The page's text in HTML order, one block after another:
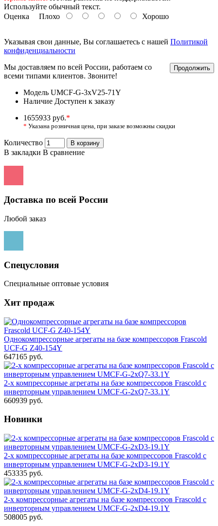
Используйте обычный текст.
Оценка Плохо Хорошо
Указывая свои данные, Вы соглашаетесь с нашей Политикой
конфиденциальности
Продолжить
Мы доставляем по всей России, работаем со
всеми типами клиентов. Звоните!
Модель UMCF-G-3xV25-71Y
Наличие Доступен к заказу
1655933 руб.*
* Указана розничная цена, при заказе возможны скидки
Количество В корзину
В закладки В сравнение
Доставка по всей России
Любой заказ
Спецусловия
Специальные оптовые условия
Хит продаж
Однокомпрессорные агрегаты на базе компрессоров Frascold
UCF-G Z40-154Y
647165 руб.
2-х компрессорные агрегаты на базе компрессоров Frascold с
инверторным управлением UMCF-G-2xQ7-33.1Y
660939 руб.
Новинки
2-х компрессорные агрегаты на базе компрессоров Frascold с
инверторным управлением UMCF-G-2xD3-19.1Y
453335 руб.
2-х компрессорные агрегаты на базе компрессоров Frascold с
инверторным управлением UMCF-G-2xD4-19.1Y
508005 руб.